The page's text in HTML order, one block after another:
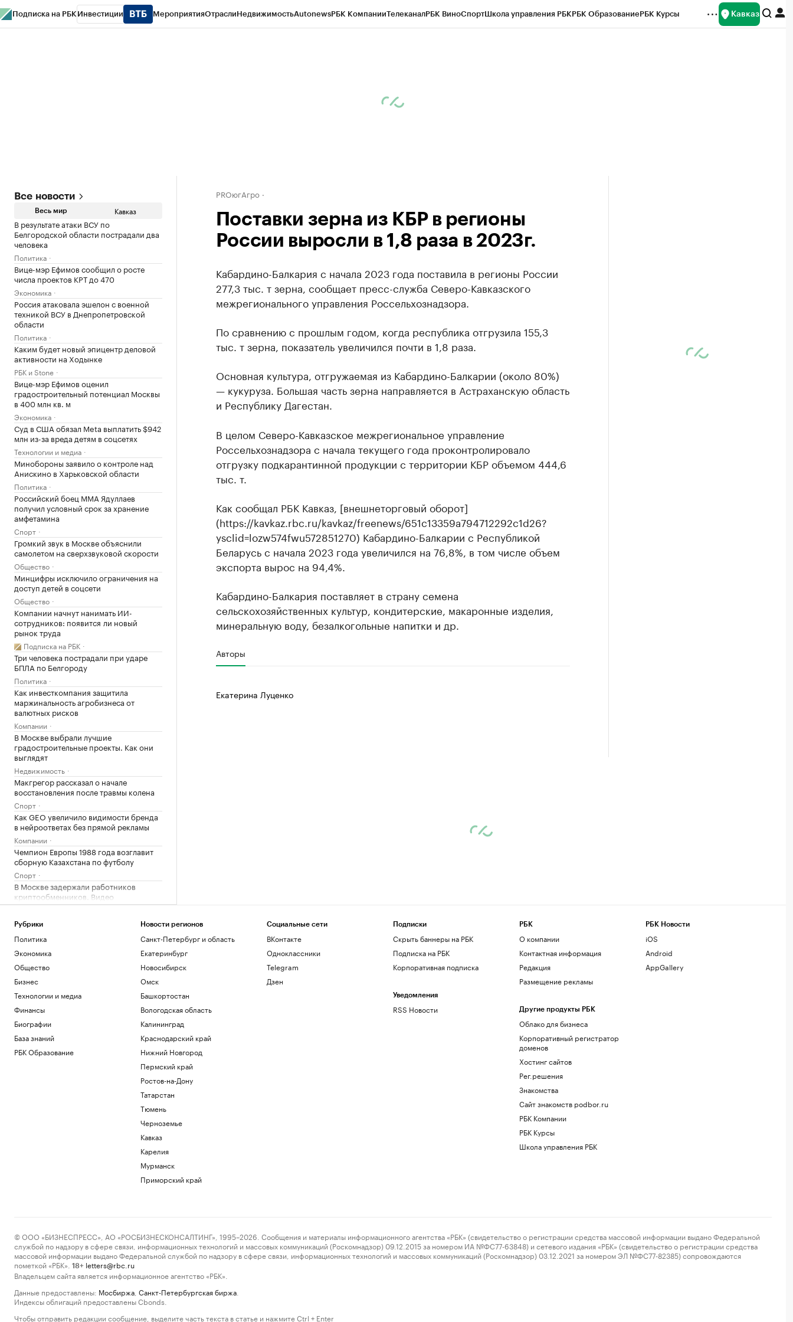
Подписка на РБК Инвестиции МероприятияОтраслиНедвижимостьAutonewsРБК КомпанииТелеканалРБК ВиноСпортШкола управления РБКРБК ОбразованиеРБК Курсы Кавказ
Все новости
Весь мир Кавказ
В результате атаки ВСУ по
Белгородской области пострадали два
человека
Политика
Вице-мэр Ефимов сообщил о росте
числа проектов КРТ до 470
Экономика
Россия атаковала эшелон с военной
техникой ВСУ в Днепропетровской
области
Политика
Каким будет новый эпицентр деловой
активности на Ходынке
РБК и Stone
Вице-мэр Ефимов оценил
градостроительный потенциал Москвы
в 400 млн кв. м
Экономика
Суд в США обязал Meta выплатить $942
млн из-за вреда детям в соцсетях
Технологии и медиа
Минобороны заявило о контроле над
Анискино в Харьковской области
Политика
Российский боец ММА Ядуллаев
получил условный срок за хранение
амфетамина
Спорт
Громкий звук в Москве объяснили
самолетом на сверхзвуковой скорости
Общество
Минцифры исключило ограничения на
доступ детей в соцсети
Общество
Компании начнут нанимать ИИ-
сотрудников: появится ли новый
рынок труда
Подписка на РБК
Три человека пострадали при ударе
БПЛА по Белгороду
Политика
Как инвесткомпания защитила
маржинальность агробизнеса от
валютных рисков
Компании
В Москве выбрали лучшие
градостроительные проекты. Как они
выглядят
Недвижимость
Макгрегор рассказал о начале
восстановления после травмы колена
Спорт
Как GEO увеличило видимости бренда
в нейроответах без прямой рекламы
Компании
Чемпион Европы 1988 года возглавит
сборную Казахстана по футболу
Спорт
В Москве задержали работников
криптообменников. Видео
Несколько стран ЕС отказались
поставлять Киеву ракеты для Patriot
Политика
Шадаев отверг идею создать отдельный
мессенджер на «Госуслугах»
Технологии и медиа
Загрузить еще
PROюгАгро
Поставки зерна из КБР в регионы
России выросли в 1,8 раза в 2023г.
Кабардино-Балкария с начала 2023 года поставила в регионы России
277,3 тыс. т зерна, сообщает пресс-служба Северо-Кавказского
межрегионального управления Россельхознадзора.
По сравнению с прошлым годом, когда республика отгрузила 155,3
тыс. т зерна, показатель увеличился почти в 1,8 раза.
Основная культура, отгружаемая из Кабардино-Балкарии (около 80%)
— кукуруза. Большая часть зерна направляется в Астраханскую область
и Республику Дагестан.
В целом Северо-Кавказское межрегиональное управление
Россельхознадзора с начала текущего года проконтролировало
отгрузку подкарантинной продукции с территории КБР объемом 444,6
тыс. т.
Как сообщал РБК Кавказ, [внешнеторговый оборот]
(https://kavkaz.rbc.ru/kavkaz/freenews/651c13359a794712292c1d26?
ysclid=lozw574fwu572851270) Кабардино-Балкарии с Республикой
Беларусь с начала 2023 года увеличился на 76,8%, в том числе объем
экспорта вырос на 94,4%.
Кабардино-Балкария поставляет в страну семена
сельскохозяйственных культур, кондитерские, макаронные изделия,
минеральную воду, безалкогольные напитки и др.
Авторы
Екатерина Луценко
Рубрики
Политика
Экономика
Общество
Бизнес
Технологии и медиа
Финансы
Биографии
База знаний
РБК Образование
Новости регионов
Санкт-Петербург и область
Екатеринбург
Новосибирск
Омск
Башкортостан
Вологодская область
Калининград
Краснодарский край
Нижний Новгород
Пермский край
Ростов-на-Дону
Татарстан
Тюмень
Черноземье
Кавказ
Карелия
Мурманск
Приморский край
Социальные сети
ВКонтакте
Одноклассники
Telegram
Дзен
Подписки
Скрыть баннеры на РБК
Подписка на РБК
Корпоративная подписка
Уведомления
RSS Новости
РБК
О компании
Контактная информация
Редакция
Размещение рекламы
Другие продукты РБК
Облако для бизнеса
Корпоративный регистратор
доменов
Хостинг сайтов
Рег.решения
Знакомства
Сайт знакомств podbor.ru
РБК Компании
РБК Курсы
Школа управления РБК
РБК Новости
iOS
Android
AppGallery
© ООО «БИЗНЕСПРЕСС», АО «РОСБИЗНЕСКОНСАЛТИНГ», 1995–2026. Сообщения и материалы информационного агентства «РБК» (свидетельство о регистрации средства массовой информации выдано Федеральной
службой по надзору в сфере связи, информационных технологий и массовых коммуникаций (Роскомнадзор) 09.12.2015 за номером ИА №ФС77-63848) и сетевого издания «РБК» (свидетельство о регистрации средства
массовой информации выдано Федеральной службой по надзору в сфере связи, информационных технологий и массовых коммуникаций (Роскомнадзор) 03.12.2021 за номером ЭЛ №ФС77-82385) сопровождаются
пометкой «РБК».
18+ letters@rbc.ru
Владельцем сайта является информационное агентство «РБК».
Данные предоставлены: Мосбиржа Санкт-Петербургская биржа
Индексы облигаций предоставлены Cbonds.
Чтобы отправить редакции сообщение, выделите часть текста в статье и нажмите Ctrl + Enter